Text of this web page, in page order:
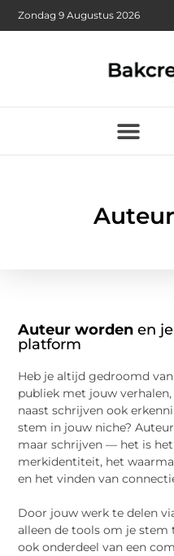
Zondag 9 Augustus 2026
Auteur worden en
platform
Heb je altijd gedroomd
publiek met jouw
naast schrijven ook
stem in jouw niche?
maar schrijven — het is
merkidentiteit, het
en het vinden van
Door jouw werk te delen
alleen de tools om je stem
ook onderdeel van een